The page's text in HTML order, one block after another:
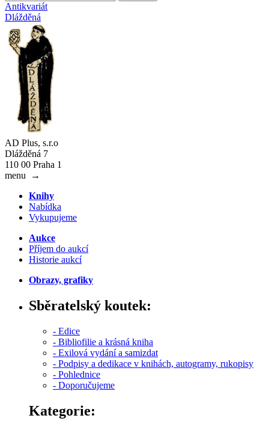
Antikvariát
Dlážděná
AD Plus, s.r.o
Dlážděná 7
110 00 Praha 1
menu
→
Knihy
Nabídka
Vykupujeme
Aukce
Příjem do aukcí
Historie aukcí
Obrazy, grafiky
Sběratelský koutek:
- Edice
- Bibliofilie a krásná kniha
- Exilová vydání a samizdat
- Podpisy a dedikace v knihách, autogramy, rukopisy
- Pohlednice
- Doporučujeme
Kategorie: